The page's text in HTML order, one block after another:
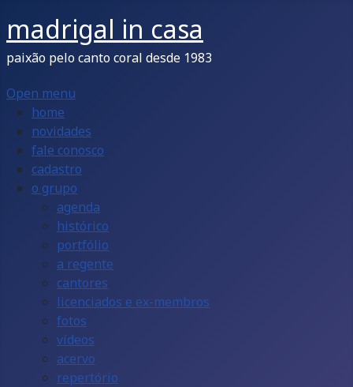
madrigal in casa
paixão pelo canto coral desde 1983
Open menu
home
novidades
fale conosco
cadastro
o grupo
agenda
histórico
portfólio
a regente
cantores
licenciados e ex-membros
fotos
vídeos
acervo
repertório